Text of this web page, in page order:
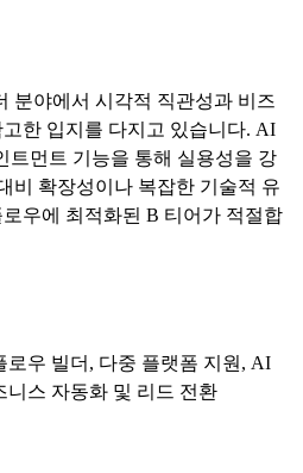
분야에서 시각적 직관성과 비즈
한 입지를 다지고 있습니다. AI
트먼트 기능을 통해 실용성을 강
비 확장성이나 복잡한 기술적 유
우에 최적화된 B 티어가 적절합
로우 빌더, 다중 플랫폼 지원, AI
니스 자동화 및 리드 전환